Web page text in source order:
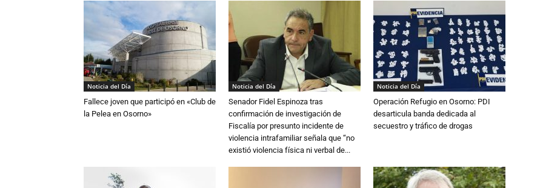
Noticia del Día
Fallece joven que participó en «Club de
la Pelea en Osorno»
Noticia del Día
Senador Fidel Espinoza tras
confirmación de investigación de
Fiscalía por presunto incidente de
violencia intrafamiliar señala que “no
existió violencia física ni verbal de...
Noticia del Día
Operación Refugio en Osorno: PDI
desarticula banda dedicada al
secuestro y tráfico de drogas